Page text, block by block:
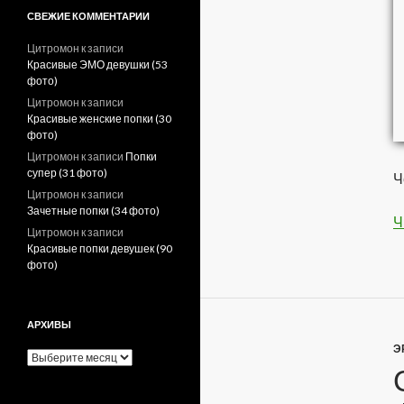
СВЕЖИЕ КОММЕНТАРИИ
Цитромон к записи
Красивые ЭМО девушки (53
фото)
Цитромон к записи
Красивые женские попки (30
фото)
Цитромон к записи Попки
супер (31 фото)
Цитромон к записи
Зачетные попки (34 фото)
Цитромон к записи
Красивые попки девушек (90
фото)
АРХИВЫ
А